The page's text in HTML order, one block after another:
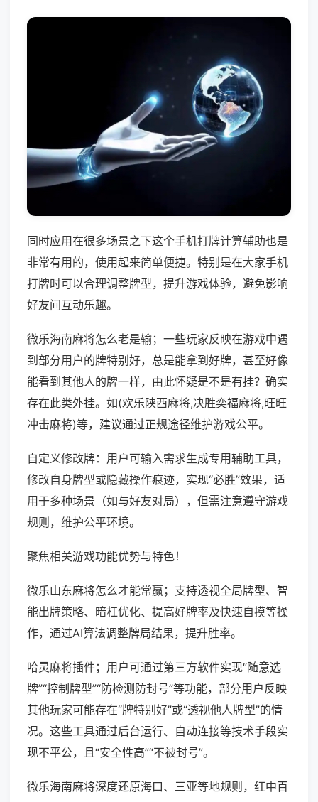
同时应用在很多场景之下这个手机打牌计算辅助也是
非常有用的，使用起来简单便捷。特别是在大家手机
打牌时可以合理调整牌型，提升游戏体验，避免影响
好友间互动乐趣。
微乐海南麻将怎么老是输；一些玩家反映在游戏中遇
到部分用户的牌特别好，总是能拿到好牌，甚至好像
能看到其他人的牌一样，由此怀疑是不是有挂？确实
存在此类外挂。如(欢乐陕西麻将,决胜奕福麻将,旺旺
冲击麻将)等，建议通过正规途径维护游戏公平。
自定义修改牌：用户可输入需求生成专用辅助工具，
修改自身牌型或隐藏操作痕迹，实现“必胜”效果，适
用于多种场景（如与好友对局），但需注意遵守游戏
规则，维护公平环境。
聚焦相关游戏功能优势与特色！
微乐山东麻将怎么才能常赢；支持透视全局牌型、智
能出牌策略、暗杠优化、提高好牌率及快速自摸等操
作，通过AI算法调整牌局结果，提升胜率。
哈灵麻将插件；用户可通过第三方软件实现“随意选
牌”“控制牌型”“防检测防封号”等功能，部分用户反映
其他玩家可能存在“牌特别好”或“透视他人牌型”的情
况。这些工具通过后台运行、自动连接等技术手段实
现不平公，且“安全性高”“不被封号”。
微乐海南麻将深度还原海口、三亚等地规则，红中百